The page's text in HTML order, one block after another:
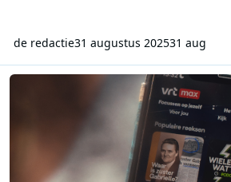
de redactie31 augustus 202531 aug
VRT noteert 5,4 miljoen on demand